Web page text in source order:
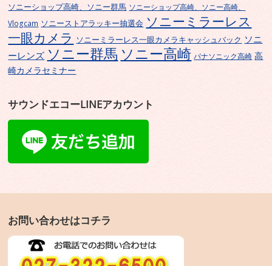
ソニーショップ高崎、ソニー群馬 ソニーショップ高崎、ソニー高崎、
Vlogcam ソニーストアラッキー抽選会 ソニーミラーレス
一眼カメラ ソニーミラーレス一眼カメラキャッシュバック ソニ
ーレンズ ソニー群馬 ソニー高崎 パナソニック高崎 高
崎カメラセミナー
サウンドエコーLINEアカウント
お問い合わせはコチラ